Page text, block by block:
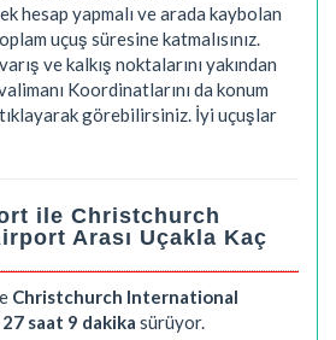
hesap yapmalı ve arada kaybolan
uçuş süresine katmalısınız.
ve kalkış noktalarını yakından
Koordinatlarını da konum
görebilirsiniz. İyi uçuşlar
ile Christchurch
Arası Uçakla Kaç
Christchurch International
27 saat 9 dakika sürüyor.